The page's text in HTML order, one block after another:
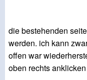
die bestehenden
werden. ich kann
offen war
oben rechts